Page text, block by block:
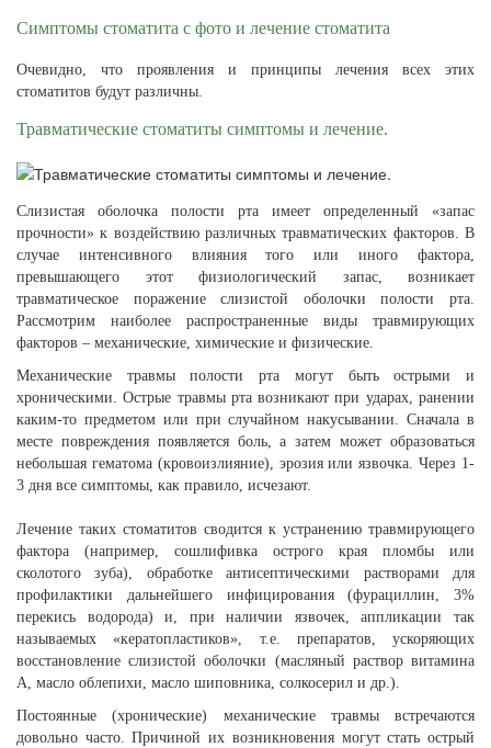
Симптомы стоматита с фото и лечение стоматита
Очевидно, что проявления и принципы лечения всех этих
стоматитов будут различны.
Травматические стоматиты симптомы и лечение.
Слизистая оболочка полости рта имеет определенный «запас
прочности» к воздействию различных травматических факторов. В
случае интенсивного влияния того или иного фактора,
превышающего этот физиологический запас, возникает
травматическое поражение слизистой оболочки полости рта.
Рассмотрим наиболее распространенные виды травмирующих
факторов – механические, химические и физические.
Механические травмы полости рта могут быть острыми и
хроническими. Острые травмы рта возникают при ударах, ранении
каким-то предметом или при случайном накусывании. Сначала в
месте повреждения появляется боль, а затем может образоваться
небольшая гематома (кровоизлияние), эрозия или язвочка. Через 1-
3 дня все симптомы, как правило, исчезают.
Лечение таких стоматитов сводится к устранению травмирующего
фактора (например, сошлифивка острого края пломбы или
сколотого зуба), обработке антисептическими растворами для
профилактики дальнейшего инфицирования (фурациллин, 3%
перекись водорода) и, при наличии язвочек, аппликации так
называемых «кератопластиков», т.е. препаратов, ускоряющих
восстановление слизистой оболочки (масляный раствор витамина
А, масло облепихи, масло шиповника, солкосерил и др.).
Постоянные (хронические) механические травмы встречаются
довольно часто. Причиной их возникновения могут стать острый